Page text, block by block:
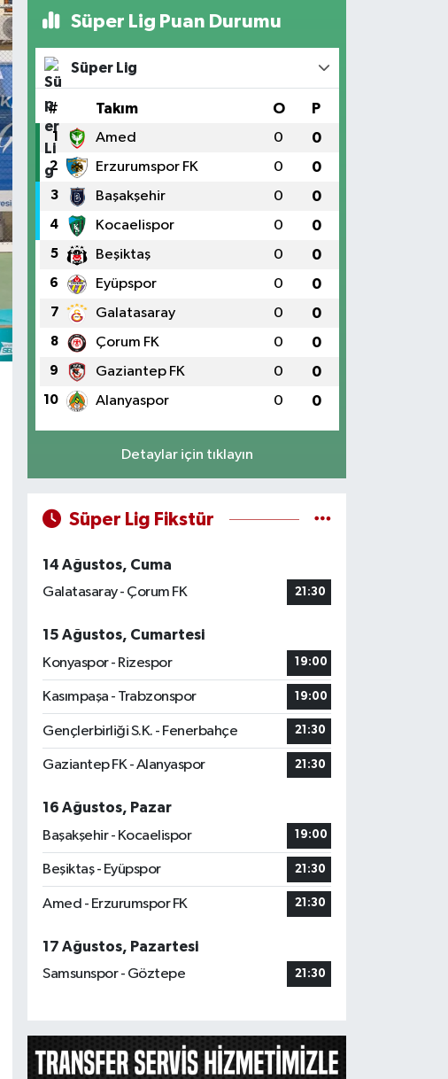
Süper Lig Puan Durumu
Süper Lig
# Takım O P
1 Amed 0 0
2 Erzurumspor FK 0 0
3 Başakşehir 0 0
4 Kocaelispor 0 0
5 Beşiktaş 0 0
6 Eyüpspor 0 0
7 Galatasaray 0 0
8 Çorum FK 0 0
9 Gaziantep FK 0 0
10 Alanyaspor 0 0
Detaylar için tıklayın
Süper Lig Fikstür
14 Ağustos, Cuma
Galatasaray - Çorum FK
21:30
15 Ağustos, Cumartesi
Konyaspor - Rizespor
19:00
Kasımpaşa - Trabzonspor 19:00
Gençlerbirliği S.K. - Fenerbahçe 21:30
Gaziantep FK - Alanyaspor 21:30
16 Ağustos, Pazar
Başakşehir - Kocaelispor
19:00
Beşiktaş - Eyüpspor 21:30
Amed - Erzurumspor FK 21:30
17 Ağustos, Pazartesi
Samsunspor - Göztepe
21:30